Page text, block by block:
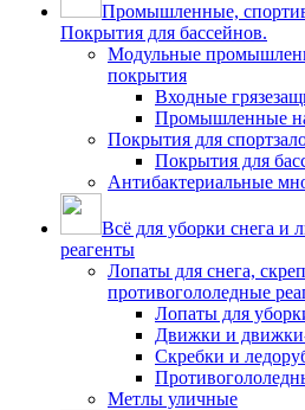
Промышленные,
Покрытия для бассейнов.
Модульные
покрытия
Входные
Промышленные
Покрытия для
Покрытия для
Антибактериальные
Всё для уборки снега и
реагенты
Лопаты для снега,
противогололедные
Лопаты для
Движки и
Скребки и
Метлы уличные